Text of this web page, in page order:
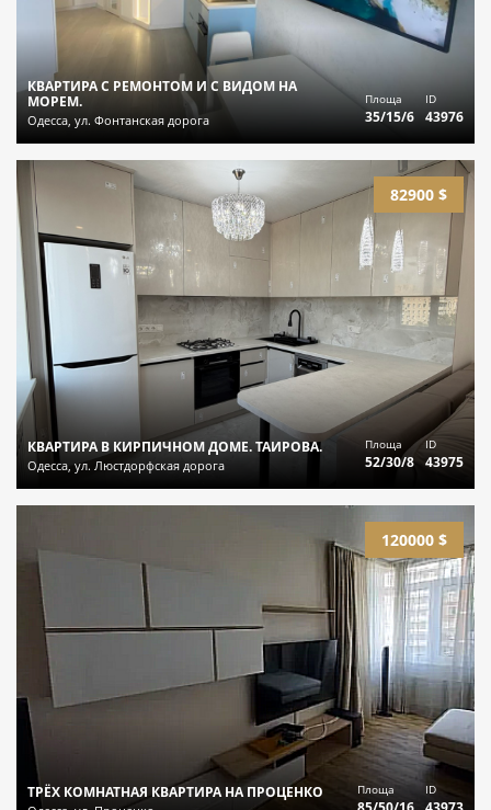
КВАРТИРА С РЕМОНТОМ И С ВИДОМ НА
МОРЕМ.
Одесса, ул. Фонтанская дорога
Площа
35/15/6
ID
43976
82900 $
КВАРТИРА В КИРПИЧНОМ ДОМЕ. ТАИРОВА.
Одесса, ул. Люстдорфская дорога
Площа
52/30/8
ID
43975
120000 $
ТРЁХ КОМНАТНАЯ КВАРТИРА НА ПРОЦЕНКО Площа ID